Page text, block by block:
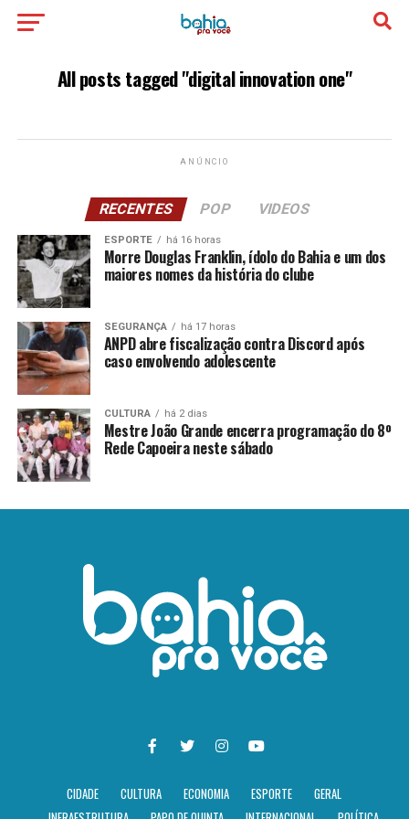
All posts tagged "digital innovation one"
ANÚNCIO
RECENTES POP VIDEOS
ESPORTE há 16 horas
Morre Douglas Franklin, ídolo do Bahia e um dos
maiores nomes da história do clube
SEGURANÇA há 17 horas
ANPD abre fiscalização contra Discord após
caso envolvendo adolescente
CULTURA há 2 dias
Mestre João Grande encerra programação do 8º
Rede Capoeira neste sábado
CIDADE CULTURA ECONOMIA ESPORTE
GERAL